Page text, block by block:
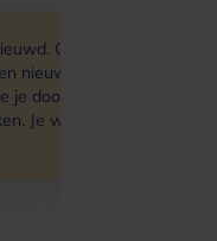
Om in te
nieuw
door op de link
Je winkelmand